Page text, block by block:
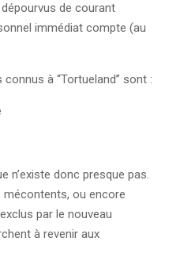
de courant
immédiat compte (au
à “Tortueland” sont :
n’existe donc presque pas.
mécontents, ou encore
par le nouveau
à revenir aux